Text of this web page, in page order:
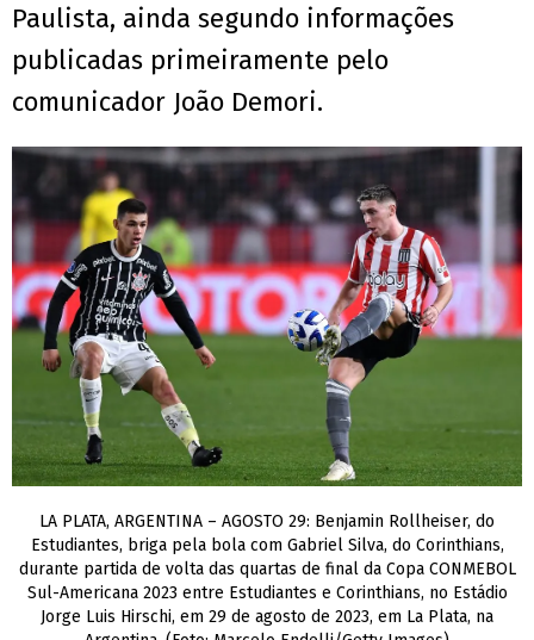
Paulista, ainda segundo informações
publicadas primeiramente pelo
comunicador João Demori.
LA PLATA, ARGENTINA – AGOSTO 29: Benjamin Rollheiser, do
Estudiantes, briga pela bola com Gabriel Silva, do Corinthians,
durante partida de volta das quartas de final da Copa CONMEBOL
Sul-Americana 2023 entre Estudiantes e Corinthians, no Estádio
Jorge Luis Hirschi, em 29 de agosto de 2023, em La Plata, na